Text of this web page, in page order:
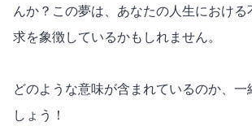
んか？この夢は、あなたの人生における
求を象徴しているかもしれません。
どのような意味が含まれているのか、一
しょう！